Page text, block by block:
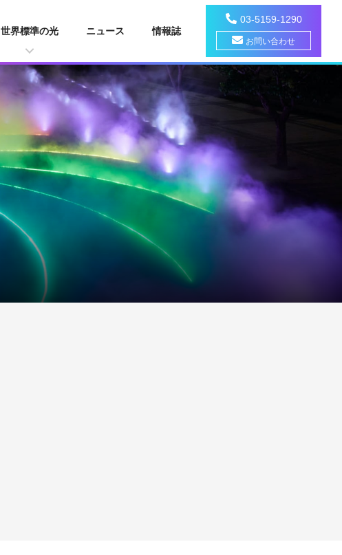
世界標準の光 ニュース 情報誌
03-5159-1290
お問い合わせ